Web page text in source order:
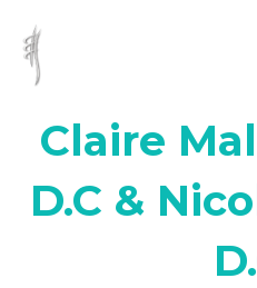
Claire
D.C &